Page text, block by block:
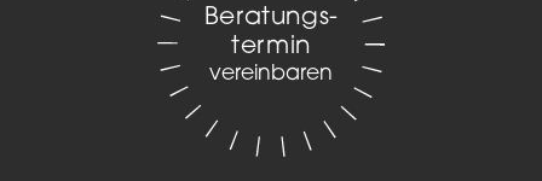
Beratungs­
termin
vereinbaren